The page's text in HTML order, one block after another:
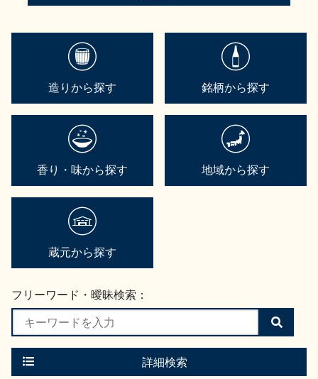
造りから探す 銘柄から探す
香り・味から探す 地域から探す
蔵元から探す
フリーワード・曖昧検索：
検
索
す
詳細検索